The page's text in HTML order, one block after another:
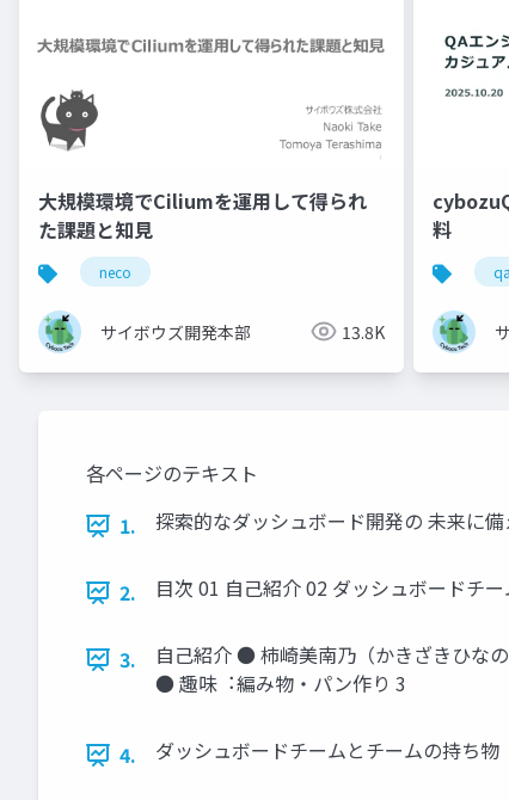
大規模環境でCiliumを運用して得られ
た課題と知見
neco
サイボウズ開発本部 13.8K
料
qa
各ページのテキスト
1.
探索的なダッシュボード開発の 未来に
2. ⽬次 01 ⾃⼰紹介 02 ダッシュボードチ
3.
⾃⼰紹介 ● 柿崎美南乃（かきざきひな
● 趣味︓編み物・パン作り 3
4. ダッシュボードチームとチームの持ち物